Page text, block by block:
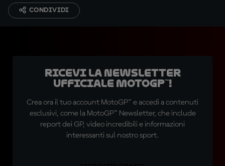
CONDIVIDI
Ricevi la newsletter
ufficiale MotoGP™!
Crea ora il tuo account MotoGP™ e accedi a contenuti
esclusivi, come la MotoGP™ Newsletter, che include
report dei GP, video incredibili e informazioni
interessanti sul nostro sport.